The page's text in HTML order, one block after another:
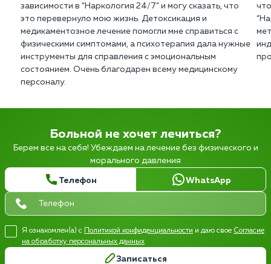
зависимости в “Наркология 24/7” и могу сказать, что
это перевернуло мою жизнь. Детоксикация и
медикаментозное лечение помогли мне справиться с
физическими симптомами, а психотерапия дала нужные
инструменты для справления с эмоциональным
состоянием. Очень благодарен всему медицинскому
персоналу.
Больной не хочет лечиться?
Берем все на себя! Убеждаем на лечение без физического и
морального давления
Телефон WhatsApp
Я ознакомлен(а) с Политикой конфиденциальности и даю свое Согласие
на обработку персональных данных
Записаться